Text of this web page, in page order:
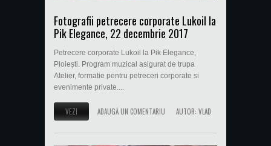
Fotografii petrecere corporate Lukoil la
Pik Elegance, 22 decembrie 2017
Petrecere corporate Lukoil la Pik Elegance,
Ploiești. Program muzical asigurat de trupa
Atelier, formatie pentru petreceri corporate si
evenimente private....
VEZI ADAUGĂ UN COMENTARIU AUTOR: VLAD